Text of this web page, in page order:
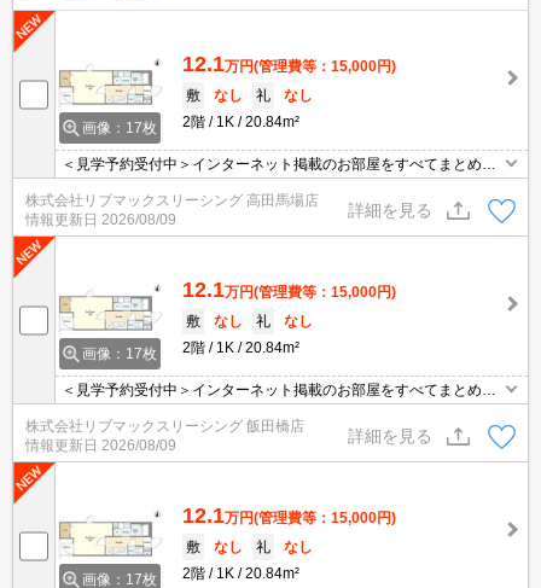
画像：17枚
12.1万円(管理費等：15,000円)
敷
なし 礼
なし
2階
1K 20.84m²
＜見学予約受付中＞インターネット掲載のお部屋をすべてまとめて
ご紹介可能！ 初期費用クレジット決済可！問合せ当日でもご予約可
能！他社掲載物件もまとめてご紹介可能です。オンライン案内可。
写真・動画送付、WEB契約等来店不要でご契約可能。セキュリティ
充実で安心！お気軽にご相談くださいませ。
株式会社リブマックスリーシング 高田馬場店
情報更新日 2026/08/09
詳細を見る
画像：17枚
12.1万円(管理費等：15,000円)
敷
なし 礼
なし
2階
1K 20.84m²
＜見学予約受付中＞インターネット掲載のお部屋をすべてまとめて
ご紹介可能！ 初期費用クレジット決済可！問合せ当日でもご予約可
能！他社掲載物件もまとめてご紹介可能です。オンライン案内可。
写真・動画送付、WEB契約等来店不要でご契約可能。セキュリティ
充実で安心！お気軽にご相談くださいませ。
株式会社リブマックスリーシング 飯田橋店
情報更新日 2026/08/09
詳細を見る
画像：17枚
12.1万円(管理費等：15,000円)
敷
なし 礼
なし
2階
1K 20.84m²